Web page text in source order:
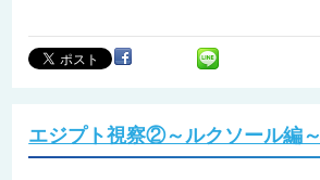
エジプト視察②～ルクソール編～